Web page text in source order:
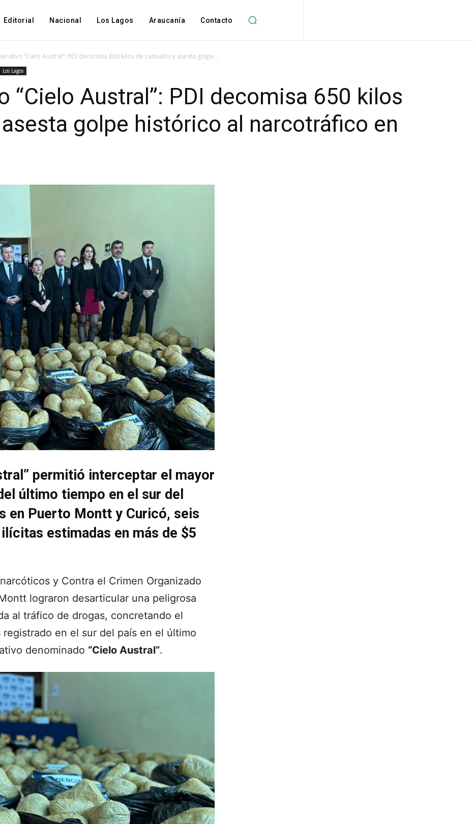
Editorial Nacional Los Lagos Araucanía Contacto
“Cielo Austral”: PDI decomisa 650 kilos de cannabis y asesta golpe...
Los Lagos
“Cielo Austral”: PDI decomisa 650 kilos
golpe histórico al narcotráfico en
permitió interceptar el mayor
último tiempo en el sur del
en Puerto Montt y Curicó, seis
estimadas en más de $5
y Contra el Crimen Organizado
lograron desarticular una peligrosa
al tráfico de drogas, concretando el
en el sur del país en el último
denominado “Cielo Austral”.